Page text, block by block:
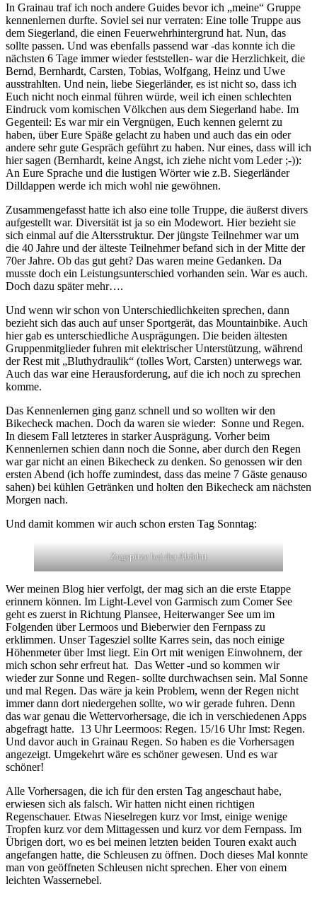
In Grainau traf ich noch andere Guides bevor ich „meine“ Gruppe
kennenlernen durfte. Soviel sei nur verraten: Eine tolle Truppe aus
dem Siegerland, die einen Feuerwehrhintergrund hat. Nun, das
sollte passen. Und was ebenfalls passend war -das konnte ich die
nächsten 6 Tage immer wieder feststellen- war die Herzlichkeit, die
Bernd, Bernhardt, Carsten, Tobias, Wolfgang, Heinz und Uwe
ausstrahlten. Und nein, liebe Siegerländer, es ist nicht so, dass ich
Euch nicht noch einmal führen würde, weil ich einen schlechten
Eindruck vom komischen Völkchen aus dem Siegerland habe. Im
Gegenteil: Es war mir ein Vergnügen, Euch kennen gelernt zu
haben, über Eure Späße gelacht zu haben und auch das ein oder
andere sehr gute Gespräch geführt zu haben. Nur eines, dass will ich
hier sagen (Bernhardt, keine Angst, ich ziehe nicht vom Leder ;-)):
An Eure Sprache und die lustigen Wörter wie z.B. Siegerländer
Dilldappen werde ich mich wohl nie gewöhnen.
Zusammengefasst hatte ich also eine tolle Truppe, die äußerst divers
aufgestellt war. Diversität ist ja so ein Modewort. Hier bezieht sie
sich einmal auf die Altersstruktur. Der jüngste Teilnehmer war um
die 40 Jahre und der älteste Teilnehmer befand sich in der Mitte der
70er Jahre. Ob das gut geht? Das waren meine Gedanken. Da
musste doch ein Leistungsunterschied vorhanden sein. War es auch.
Doch dazu später mehr….
Und wenn wir schon von Unterschiedlichkeiten sprechen, dann
bezieht sich das auch auf unser Sportgerät, das Mountainbike. Auch
hier gab es unterschiedliche Ausprägungen. Die beiden ältesten
Gruppenmitglieder fuhren mit elektrischer Unterstützung, während
der Rest mit „Bluthydraulik“ (tolles Wort, Carsten) unterwegs war.
Auch das war eine Herausforderung, auf die ich noch zu sprechen
komme.
Das Kennenlernen ging ganz schnell und so wollten wir den
Bikecheck machen. Doch da waren sie wieder: Sonne und Regen.
In diesem Fall letzteres in starker Ausprägung. Vorher beim
Kennenlernen schien dann noch die Sonne, aber durch den Regen
war gar nicht an einen Bikecheck zu denken. So genossen wir den
ersten Abend (ich hoffe zumindest, dass das meine 7 Gäste genauso
sahen) bei kühlen Getränken und holten den Bikecheck am nächsten
Morgen nach.
Und damit kommen wir auch schon ersten Tag Sonntag:
Zugspitze bei der Abfahrt
Wer meinen Blog hier verfolgt, der mag sich an die erste Etappe
erinnern können. Im Light-Level von Garmisch zum Comer See
geht es zuerst in Richtung Plansee, Heiterwanger See um im
Folgenden über Lermoos und Bieberwier den Fernpass zu
erklimmen. Unser Tagesziel sollte Karres sein, das noch einige
Höhenmeter über Imst liegt. Ein Ort mit wenigen Einwohnern, der
mich schon sehr erfreut hat. Das Wetter -und so kommen wir
wieder zur Sonne und Regen- sollte durchwachsen sein. Mal Sonne
und mal Regen. Das wäre ja kein Problem, wenn der Regen nicht
immer dann dort niedergehen sollte, wo wir gerade fuhren. Denn
das war genau die Wettervorhersage, die ich in verschiedenen Apps
abgefragt hatte. 13 Uhr Leermoos: Regen. 15/16 Uhr Imst: Regen.
Und davor auch in Grainau Regen. So haben es die Vorhersagen
angezeigt. Umgekehrt wäre es schöner gewesen. Und es war
schöner!
Alle Vorhersagen, die ich für den ersten Tag angeschaut habe,
erwiesen sich als falsch. Wir hatten nicht einen richtigen
Regenschauer. Etwas Nieselregen kurz vor Imst, einige wenige
Tropfen kurz vor dem Mittagessen und kurz vor dem Fernpass. Im
Übrigen dort, wo es bei meinen letzten beiden Touren exakt auch
angefangen hatte, die Schleusen zu öffnen. Doch dieses Mal konnte
man von geöffneten Schleusen nicht sprechen. Eher von einem
leichten Wassernebel.